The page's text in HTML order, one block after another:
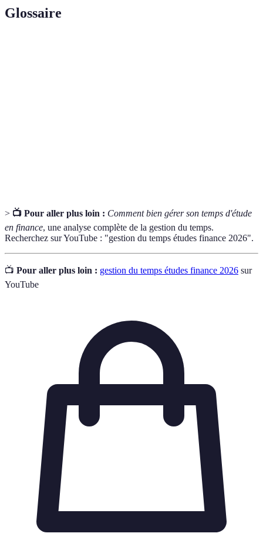
Glossaire
> 📺 Pour aller plus loin : Comment bien gérer son temps d'étude
en finance, une analyse complète de la gestion du temps.
Recherchez sur YouTube : "gestion du temps études finance 2026".
📺 Pour aller plus loin : gestion du temps études finance 2026 sur
YouTube